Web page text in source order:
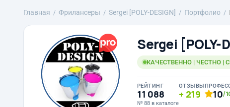
Главная Фрилансеры Sergei [POLY-DESIGN] Портфолио
Sergei [POLY-
КАЧЕСТВЕННО | ЧЕСТНО |
РЕЙТИНГ
11 088
№ 88 в каталоге
ОТЗЫВЫ
219 10/